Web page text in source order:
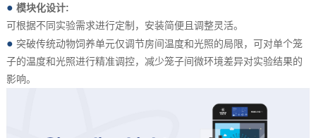
● 模块化设计:
可根据不同实验需求进行定制，安装简便且调整灵活。
● 突破传统动物饲养单元仅调节房间温度和光照的局限，可对单个笼
子的温度和光照进行精准调控，减少笼子间微环境差异对实验结果的
影响。